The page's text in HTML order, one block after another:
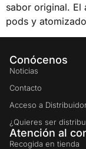
sabor original. El
pods y
Conócenos
Noticias
Contacto
Acceso a
¿Quieres ser
Atención al
Recogida en tienda